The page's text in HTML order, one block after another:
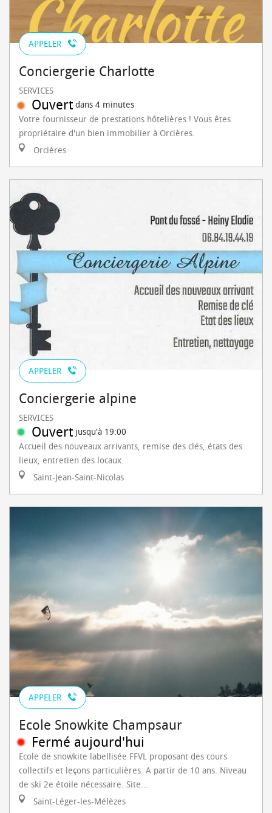
APPELER
Conciergerie Charlotte
SERVICES
Ouvert dans 4 minutes
Votre fournisseur de prestations hôtelières ! Vous êtes
propriétaire d'un bien immobilier à Orcières.
Orcières
APPELER
Conciergerie alpine
SERVICES
Ouvert jusqu'à 19:00
Accueil des nouveaux arrivants, remise des clés, états des
lieux, entretien des locaux.
Saint-Jean-Saint-Nicolas
APPELER
Ecole Snowkite Champsaur
Fermé aujourd'hui
Ecole de snowkite labellisée FFVL proposant des cours
collectifs et leçons particulières. A partir de 10 ans. Niveau
de ski 2e étoile nécessaire. Site...
Saint-Léger-les-Mélèzes